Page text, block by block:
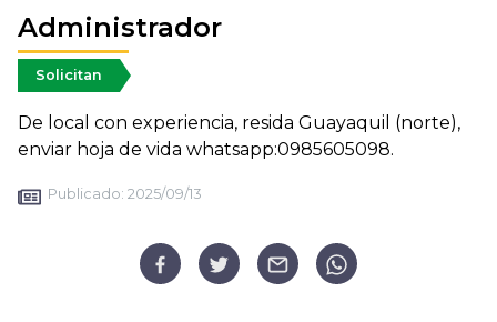
Administrador
Solicitan
De local con experiencia, resida Guayaquil (norte),
enviar hoja de vida whatsapp:0985605098.
Publicado: 2025/09/13